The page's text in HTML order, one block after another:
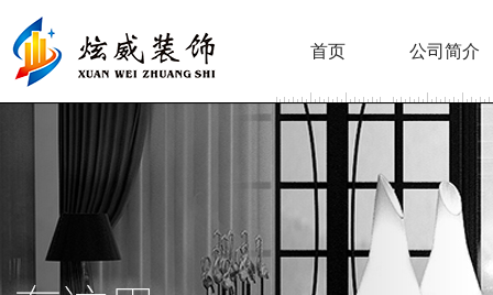
首页 公司简介